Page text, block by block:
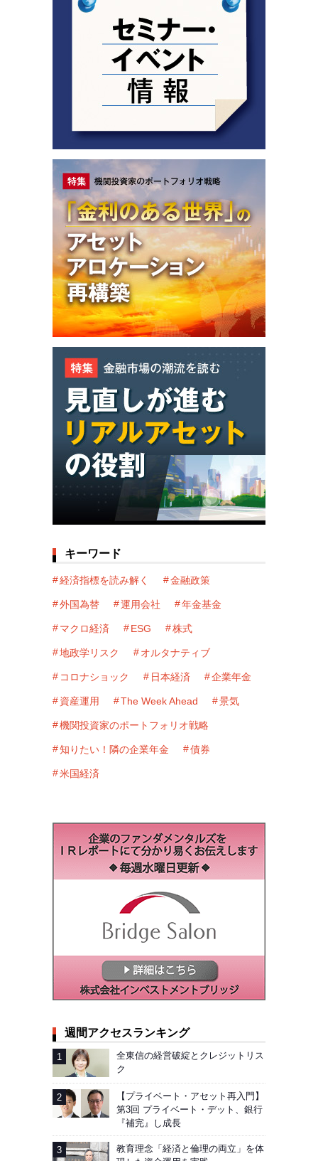
キーワード
経済指標を読み解く 金融政策
外国為替 運用会社 年金基金
マクロ経済 ESG 株式
地政学リスク オルタナティブ
コロナショック 日本経済 企業年金
資産運用 The Week Ahead 景気
機関投資家のポートフォリオ戦略
知りたい！隣の企業年金 債券
米国経済
週間アクセスランキング
全東信の経営破綻とクレジットリス
ク
【プライベート・アセット再入門】
第3回 プライベート・デット、銀行
『補完』し成長
教育理念「経済と倫理の両立」を体